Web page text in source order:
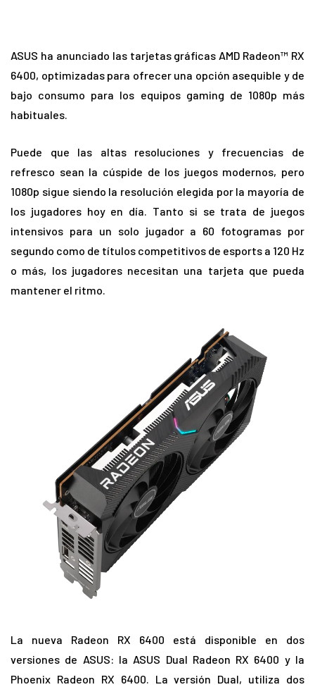
ASUS ha anunciado las tarjetas gráficas AMD Radeon™ RX
6400, optimizadas para ofrecer una opción asequible y de
bajo consumo para los equipos gaming de 1080p más
habituales.
Puede que las altas resoluciones y frecuencias de
refresco sean la cúspide de los juegos modernos, pero
1080p sigue siendo la resolución elegida por la mayoría de
los jugadores hoy en día. Tanto si se trata de juegos
intensivos para un solo jugador a 60 fotogramas por
segundo como de títulos competitivos de esports a 120 Hz
o más, los jugadores necesitan una tarjeta que pueda
mantener el ritmo.
La nueva Radeon RX 6400 está disponible en dos
versiones de ASUS: la ASUS Dual Radeon RX 6400 y la
Phoenix Radeon RX 6400. La versión Dual, utiliza dos